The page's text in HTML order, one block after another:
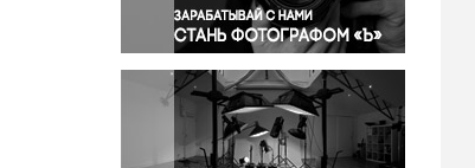
Происшествия и конфликты
Религия
Светская жизнь
Спорт
Экология
Экономика и бизнес